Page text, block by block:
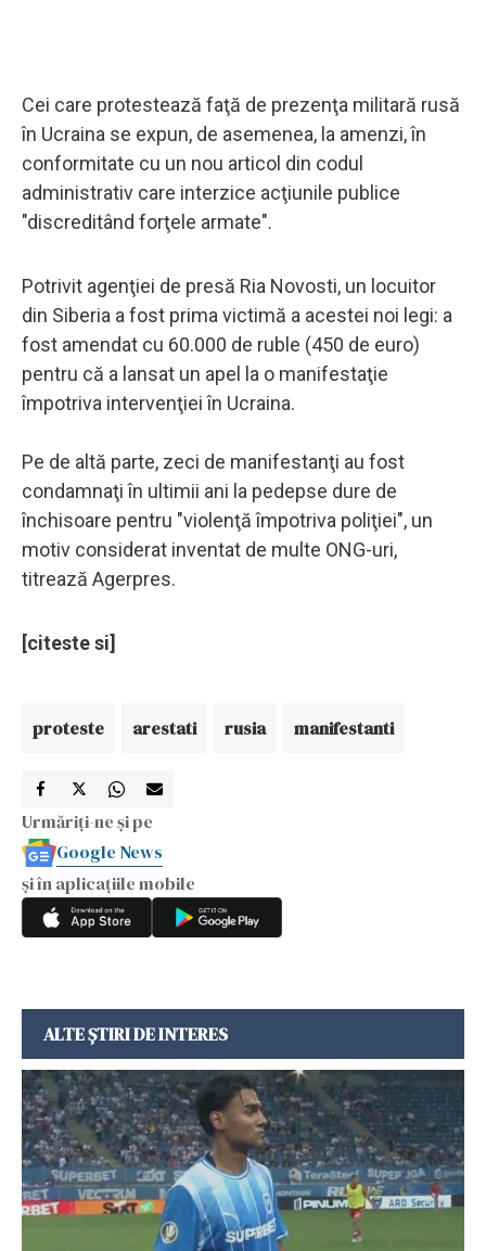
Cei care protestează faţă de prezenţa militară rusă
în Ucraina se expun, de asemenea, la amenzi, în
conformitate cu un nou articol din codul
administrativ care interzice acţiunile publice
"discreditând forţele armate".
Potrivit agenţiei de presă Ria Novosti, un locuitor
din Siberia a fost prima victimă a acestei noi legi: a
fost amendat cu 60.000 de ruble (450 de euro)
pentru că a lansat un apel la o manifestaţie
împotriva intervenţiei în Ucraina.
Pe de altă parte, zeci de manifestanţi au fost
condamnaţi în ultimii ani la pedepse dure de
închisoare pentru "violenţă împotriva poliţiei", un
motiv considerat inventat de multe ONG-uri,
titrează Agerpres.
[citeste si]
proteste arestati rusia manifestanti
Urmăriți-ne și pe
Google News
și în aplicațiile mobile
ALTE ȘTIRI DE INTERES